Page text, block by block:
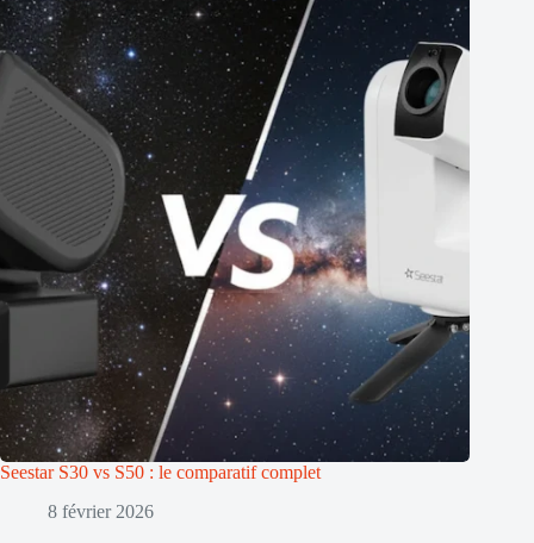
Seestar S30 vs S50 : le comparatif complet
8 février 2026